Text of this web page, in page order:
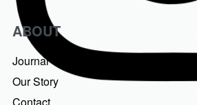
ABOUT
Journal
Our Story